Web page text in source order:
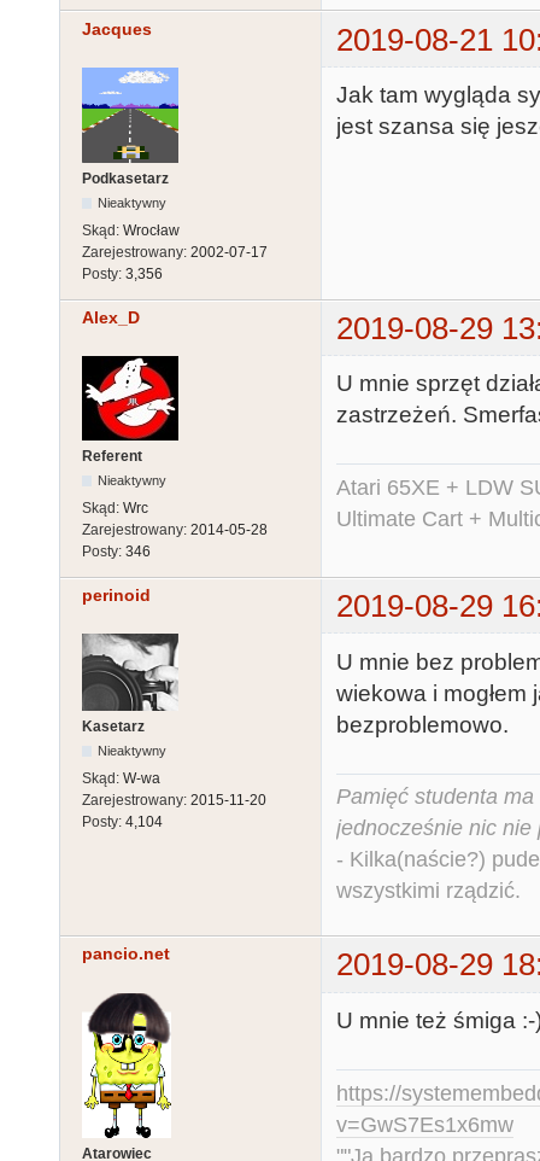
Jacques 2019-08-21
Podkasetarz
Nieaktywny
Skąd: Wrocław
Zarejestrowany: 2002-07-17
Posty: 3,356
Jak tam wygląda
jest szansa się
Alex_D 2019-08-29
Referent
Nieaktywny
Skąd: Wrc
Zarejestrowany: 2014-05-28
Posty: 346
U mnie sprzęt
zastrzeżeń.
Atari 65XE + LDW
Ultimate Cart +
perinoid 2019-08-29
Kasetarz
Nieaktywny
Skąd: W-wa
Zarejestrowany: 2015-11-20
Posty: 4,104
U mnie bez
wiekowa i mogłem
bezproblemowo.
Pamięć studenta
jednocześnie nic nie
- Kilka(naście?)
wszystkimi rządzić.
pancio.net 2019-08-29
Atarowiec
U mnie też śmiga :-
https://
v=GwS7Es1x6mw
""Ja bardzo